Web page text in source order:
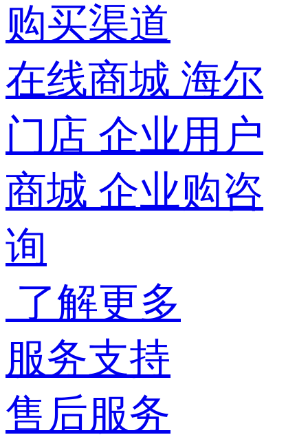
购买渠道
在线商城 海尔
门店 企业用户
商城 企业购咨
询
了解更多
服务支持
售后服务